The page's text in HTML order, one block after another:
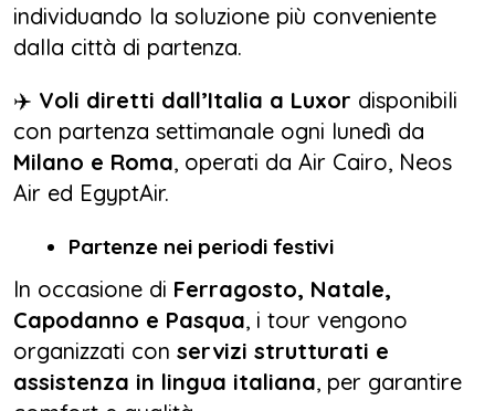
individuando la soluzione più conveniente
dalla città di partenza.
✈️ Voli diretti dall’Italia a Luxor disponibili
con partenza settimanale ogni lunedì da
Milano e Roma, operati da Air Cairo, Neos
Air ed EgyptAir.
Partenze nei periodi festivi
In occasione di Ferragosto, Natale,
Capodanno e Pasqua, i tour vengono
organizzati con servizi strutturati e
assistenza in lingua italiana, per garantire